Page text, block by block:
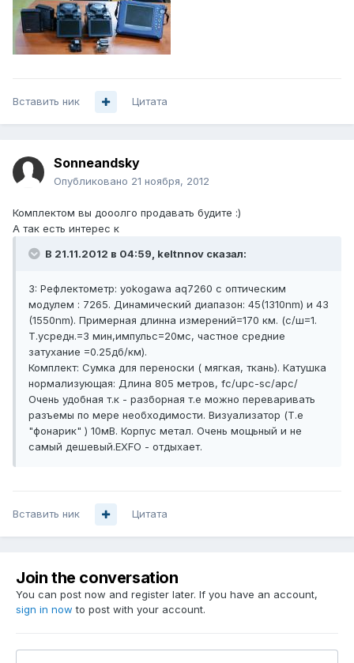
Вставить ник Цитата
Sonneandsky
Опубликовано 21 ноября, 2012
Комплектом вы дооолго продавать будите :)
А так есть интерес к
В 21.11.2012 в 04:59, keltnnov сказал:
3: Рефлектометр: yokogawa aq7260 с оптическим
модулем : 7265. Динамический диапазон: 45(1310nm) и 43
(1550nm). Примерная длинна измерений=170 км. (с/ш=1.
T.усредн.=3 мин,импульс=20мс, частное средние
затухание =0.25дб/км).
Комплект: Сумка для переноски ( мягкая, ткань). Катушка
нормализующая: Длина 805 метров, fc/upc-sc/apc/
Очень удобная т.к - разборная т.е можно переваривать
разъемы по мере необходимости. Визуализатор (Т.е
"фонарик" ) 10мВ. Корпус метал. Очень мощьный и не
самый дешевый.EXFO - отдыхает.
Вставить ник Цитата
Join the conversation
You can post now and register later. If you have an account,
sign in now to post with your account.